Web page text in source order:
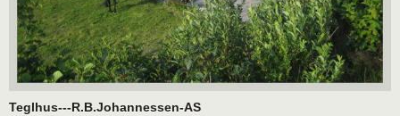
Teglhus---R.B.Johannessen-AS